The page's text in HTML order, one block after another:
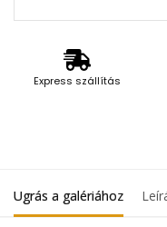
Express szállítás
Ugrás a galériához